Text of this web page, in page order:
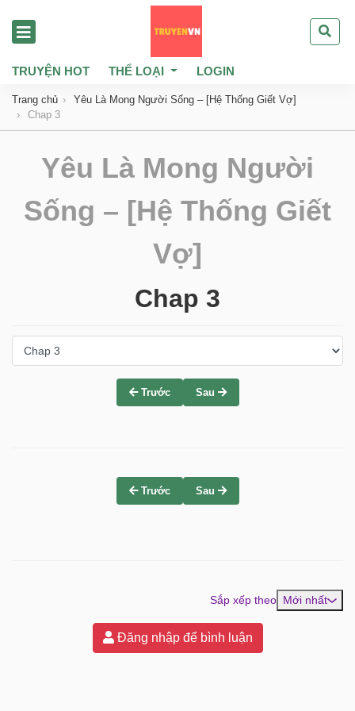
TRUYỆN HOT THỂ LOẠI LOGIN
Trang chủ
Yêu Là Mong Người Sống – [Hệ Thống Giết Vợ]
Chap 3
Yêu Là Mong Người
Sống – [Hệ Thống Giết
Vợ]
Chap 3
Trước Sau
Trước Sau
Sắp xếp theo Mới nhất
Đăng nhập để bình luận